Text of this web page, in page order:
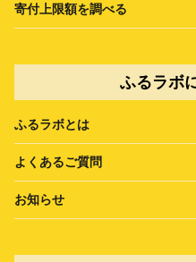
寄付上限額を調べる
ふるラボ
ふるラボとは
よくあるご質問
お知らせ